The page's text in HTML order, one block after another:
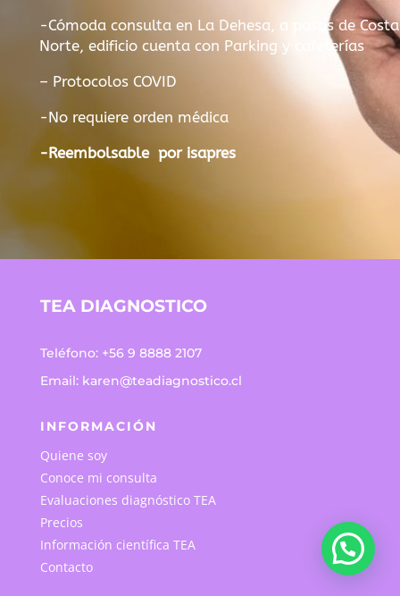
-Cómoda consulta en La Dehesa, a pasos de
Norte, edificio cuenta con Parking y cafeterías
– Protocolos COVID
-No requiere orden médica
-Reembolsable por isapres
TEA DIAGNOSTICO
Teléfono: +56 9 8888 2107
Email: karen@teadiagnostico.cl
INFORMACIÓN
Quiene soy
Conoce mi consulta
Evaluaciones diagnóstico TEA
Precios
Información científica TEA
Contacto